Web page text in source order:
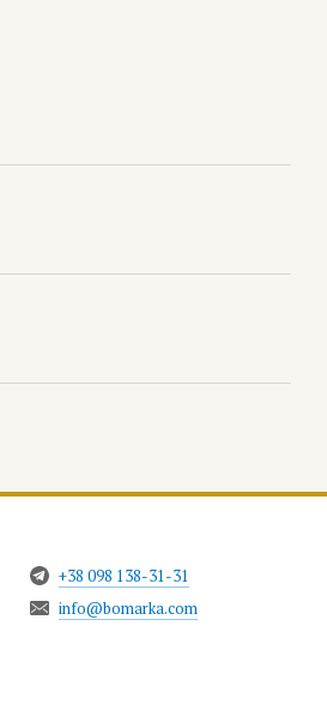
+38 098 138-31-31
info@bomarka.com